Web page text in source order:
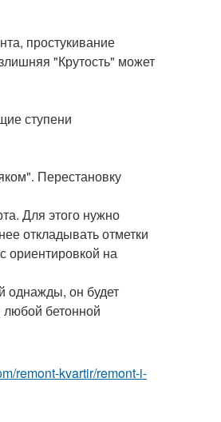
простукивание
"Крутость" может
ступени
Перестановку
Для этого нужно
откладывать отметки
ориентировкой на
однажды, он будет
бетонной
remont-kvartir/remont-i-